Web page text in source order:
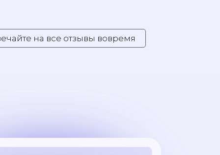
на все отзывы вовремя